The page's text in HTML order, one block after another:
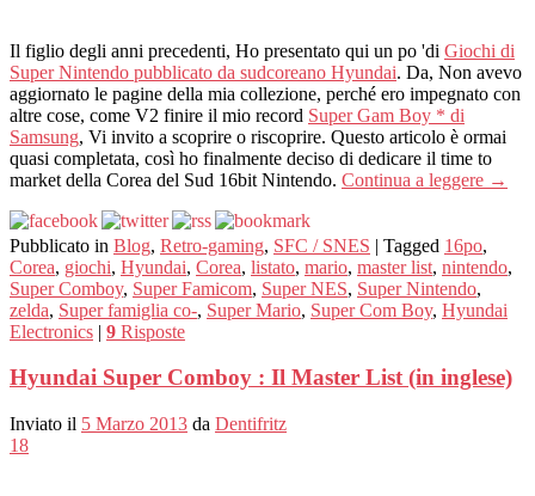
Il figlio degli anni precedenti, Ho presentato qui un po 'di Giochi di
Super Nintendo pubblicato da sudcoreano Hyundai. Da, Non avevo
aggiornato le pagine della mia collezione, perché ero impegnato con
altre cose, come V2 finire il mio record Super Gam Boy * di
Samsung, Vi invito a scoprire o riscoprire. Questo articolo è ormai
quasi completata, così ho finalmente deciso di dedicare il time to
market della Corea del Sud 16bit Nintendo. Continua a leggere →
Pubblicato in Blog, Retro-gaming, SFC / SNES | Tagged 16po,
Corea, giochi, Hyundai, Corea, listato, mario, master list, nintendo,
Super Comboy, Super Famicom, Super NES, Super Nintendo,
zelda, Super famiglia co-, Super Mario, Super Com Boy, Hyundai
Electronics | 9 Risposte
Hyundai Super Comboy : Il Master List (in inglese)
Inviato il 5 Marzo 2013 da Dentifritz
18